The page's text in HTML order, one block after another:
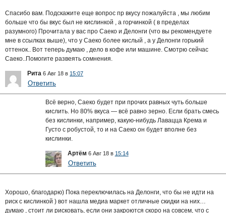
Спасибо вам. Подскажите еще вопрос пр вкусу пожалуйста , мы любим
больше что бы вкус был не кислинкой , а горчинкой ( в пределах
разумного) Прочитала у вас про Саеко и Делонги (что вы рекомендуете
мне в ссылках выше), что у Саеко более кислый , а у Делонги горький
оттенок.. Вот теперь думаю , дело в кофе или машине. Смотрю сейчас
Саеко..Помогите развеять сомнения.
Рита 6 Авг 18 в 15:07
Ответить
Всё верно, Саеко будет при прочих равных чуть больше
кислить. Но 80% вкуса — всё равно зерно. Если брать смесь
без кислинки, например, какую-нибудь Лавацца Крема и
Густо с робустой, то и на Саеко он будет вполне без
кислинки.
Артём 6 Авг 18 в 15:14
Ответить
Хорошо, благодарю) Пока переключилась на Делонги, что бы не идти на
риск с кислинкой ) вот нашла медиа маркет отличные скидки на них…
думаю , стоит ли рисковать, если они закроются скоро на совсем, что с